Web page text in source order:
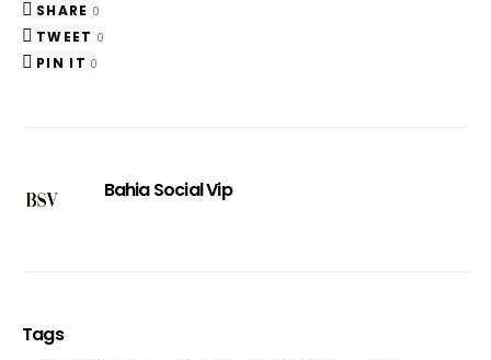
SHARE 0
TWEET 0
PIN IT 0
Bahia Social Vip
Tags